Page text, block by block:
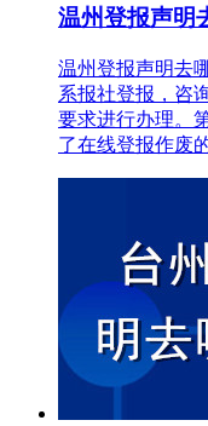
温州登报声明
温州登报声明去
系报社登报，咨
要求进行办理。
了在线登报作废